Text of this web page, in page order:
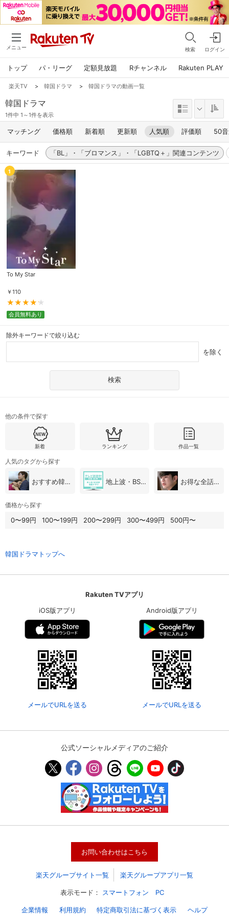
メニュー 検索 ログイン
トップ パ・リーグ 定額見放題 Rチャンネル Rakuten PLAY
会員情報変更
基本情報、本人連絡先、パスワード 、クレ
ジットカード情報の変更が可能です。
決済方法変更 決済方法の変更が可能です。
楽天TV > 韓国ドラマ > 韓国ドラマの動画一覧
韓国ドラマ
1件中 1～1件を表示
マッチング 価格順 新着順 更新順 人気順 評価順 50
キーワード 「BL」・「ブロマンス」・「LGBTQ＋」関連コンテンツ
1
To My Star
￥110
会員無料あり
除外キーワードで絞り込む
を除く
他の条件で探す
新着 ランキング 作品一覧
人気のタグから探す
おすすめ韓国ドラマ 地上波・BS放送（韓国ドラマ） お得な全話パック
価格から探す
0〜99円 100〜199円 200〜299円 300〜499円 500円〜
韓国ドラマトップへ
Rakuten TVアプリ
iOS版アプリ
メールでURLを送る
Android版アプリ
メールでURLを送る
公式ソーシャルメディアのご紹介
お問い合わせはこちら
楽天グループサイト一覧 楽天グループアプリ一覧
表示モード： スマートフォン PC
企業情報 利用規約 特定商取引法に基づく表示
ヘルプ